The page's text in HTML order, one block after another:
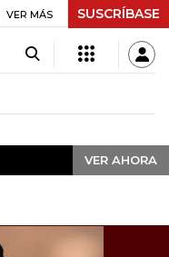
UVR $ 416,91 +$ 0,05
VER MÁS SUSCRÍBASE
VER AHORA
VER AHORA